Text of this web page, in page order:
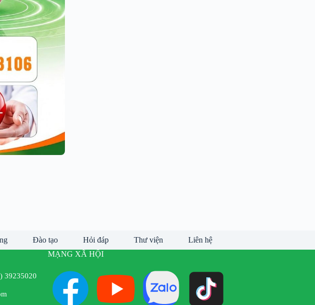
Đào tạo Hỏi đáp Thư viện Liên hệ
39235020
MẠNG XÃ HỘI